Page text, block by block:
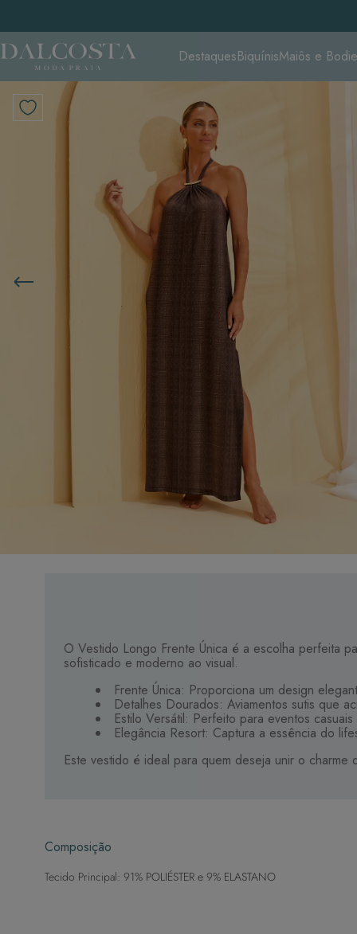
DestaquesBiquínisMaiôs e
O Vestido Longo Frente Única é a escolha perfeita
sofisticado e moderno ao visual.
Frente Única: Proporciona um design
Detalhes Dourados: Aviamentos sutis que
Estilo Versátil: Perfeito para eventos
Elegância Resort: Captura a essência do
Este vestido é ideal para quem deseja unir o
Composição
Tecido Principal: 91% POLIÉSTER e 9% ELASTANO